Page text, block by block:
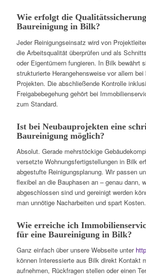
Wie erfolgt die
Baureinigung in Bilk?
Jeder Reinigungseinsatz wird von
die Arbeitsqualität überprüfen und als
oder Eigentümern fungieren. In Bilk bewährt
strukturierte Herangehensweise vor allem bei
Projekten. Die abschließende Kontrolle
Freigabebegehung gehört bei
zum Standard.
Ist bei Neubauprojekten eine
Baureinigung möglich?
Absolut. Gerade mehrstöckige
versetzte Wohnungsfertigstellungen in Bilk
abgestufte Reinigungsplanung. Wir passen
flexibel an die Bauphasen an – genau dann,
abgeschlossen sind und gereinigt werden
man unnötige Nacharbeiten und spart Kosten.
Wie erreiche ich
für eine Baureinigung in Bilk?
Ganz einfach über unsere Webseite unter
können Interessierte aus Bilk direkt Kontakt
aufnehmen, Rückfragen stellen oder einen